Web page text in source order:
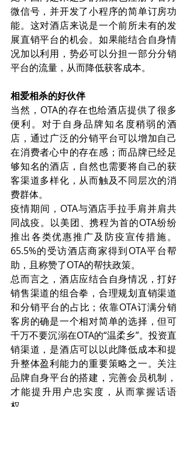
微信号，并开发了小程序的简单订房功
能。这对酒店来说是一个前所未有的发
展直销平台的机会。如果能结合自身情
况加以利用，势必可以分担一部分分销
平台的流量，从而降低获客成本。
相爱相杀的好伙伴
当然，OTA的存在也给酒店提供了很多
便利。对于自身品牌知名度稍弱的酒
店，通过广泛的分销平台可以增加自己
在消费者心中的存在感；而品牌已经足
够知名的酒店，自然也需要将自己的获
客渠道多样化，从而触及不同层次的消
费群体。
疫情期间，OTA与酒店手拉手肩并肩共
同战疫。以美团、携程为首的OTA纷纷
推出各类优惠推广及防疫宣传措施。
65.5%的受访酒店商家得到OTA平台帮
助，且称赞了OTA的帮扶政策。
总而言之，酒店应结合自身情况，打好
销售渠道的组合拳，合理规划直销渠道
和分销平台的占比；依靠OTA订满分销
客房的确是一个相对简单的选择，但可
千万不要沉溺在OTA的“温柔乡”。投资直
销渠道，是酒店可以以此降低成本和提
升整体盈利能力的重要策略之一。关注
品牌自身平台的搭建，完善会员机制，
才能提升用户忠实度，从而掌握话语
权。